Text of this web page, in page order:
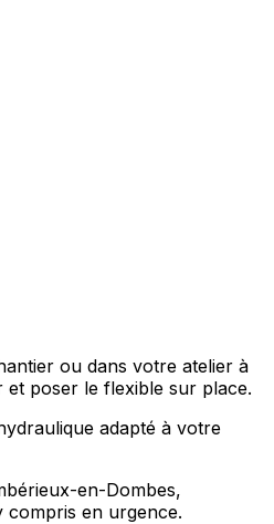
ou dans votre atelier à
poser le flexible sur place.
adapté à votre
en-Dombes,
compris en urgence.